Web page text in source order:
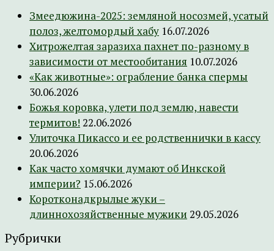
Змеедюжина-2025: земляной носозмей, усатый
полоз, желтомордый хабу 16.07.2026
Хитрожелтая заразиха пахнет по-разному в
зависимости от местообитания 10.07.2026
«Как животные»: ограбление банка спермы
30.06.2026
Божья коровка, улети под землю, навести
термитов! 22.06.2026
Улиточка Пикассо и ее родственнички в кассу
20.06.2026
Как часто хомячки думают об Инкской
империи? 15.06.2026
Коротконадкрылые жуки –
длиннохозяйственные мужики 29.05.2026
Рубрички